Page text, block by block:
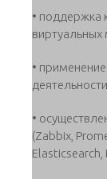
• поддержка
•
•
(Zabbix,
Elasticsearch,